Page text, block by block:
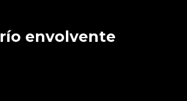
Frío envolvente